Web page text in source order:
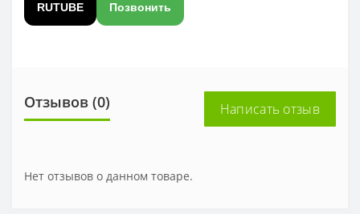
RUTUBE Позвонить
Отзывов (0) Написать отзыв
Нет отзывов о данном товаре.